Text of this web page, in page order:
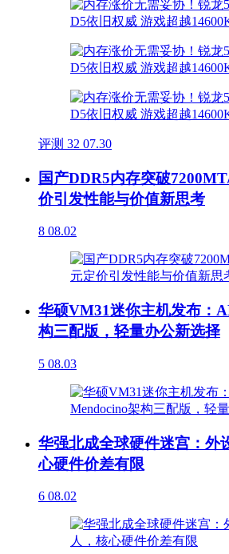
评测 32 07.30
国产DDR5内存突破
价引发性能与价值新思考
8 08.02
华硕VM31迷你主机发布：
构三配版，轻量办公新选择
5 08.03
华强北成全球硬件迷宫：外
心硬件价差有限
6 08.02